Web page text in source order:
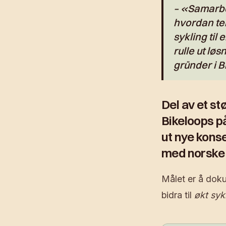
–
hvordan
sykling til
rulle ut
gründer i
Del av et
Bikeloops
ut nye
med
Målet er å
bidra til økt